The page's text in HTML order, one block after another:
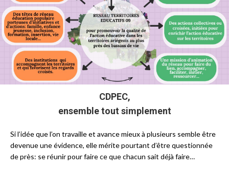
CDPEC,
ensemble tout simplement
Si l’idée que l’on travaille et avance mieux à plusieurs semble être
devenue une évidence, elle mérite pourtant d’être questionnée
de près: se réunir pour faire ce que chacun sait déjà faire…